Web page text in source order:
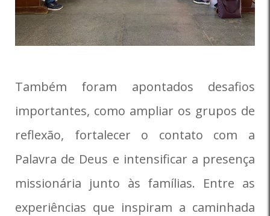
Também foram apontados desafios
importantes, como ampliar os grupos de
reflexão, fortalecer o contato com a
Palavra de Deus e intensificar a presença
missionária junto às famílias. Entre as
experiências que inspiram a caminhada